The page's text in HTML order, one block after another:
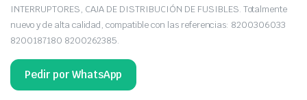
INTERRUPTORES, CAJA DE DISTRIBUCIÓN DE FUSIBLES. Totalmente
nuevo y de alta calidad, compatible con las referencias: 8200306033
8200187180 8200262385.
Pedir por WhatsApp